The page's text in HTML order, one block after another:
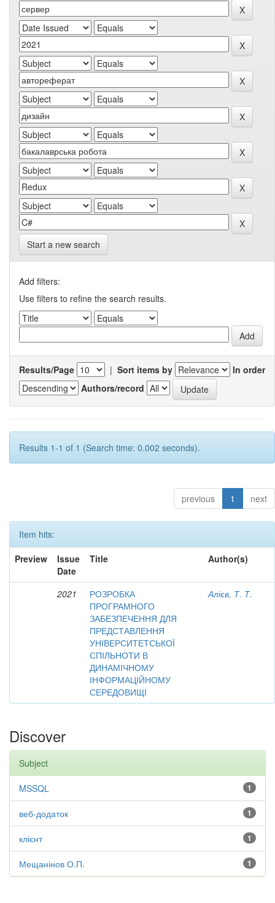
Start a new search
Add filters:
Use filters to refine the search results.
Results/Page | Sort items by
In order
Authors/record
Results 1-1 of 1 (Search time: 0.002 seconds).
previous 1 next
Item hits:
Preview
Issue
Date
Title Author(s)
2021
РОЗРОБКА
ПРОГРАМНОГО
ЗАБЕЗПЕЧЕННЯ ДЛЯ
ПРЕДСТАВЛЕННЯ
УНІВЕРСИТЕТСЬКОЇ
СПІЛЬНОТИ В
ДИНАМІЧНОМУ
ІНФОРМАЦІЙНОМУ
СЕРЕДОВИЩІ
Алієв, Т. Т.
Discover
Subject
1
MSSQL
1
веб-додаток
1
клієнт
1
Мещанінов О.П.